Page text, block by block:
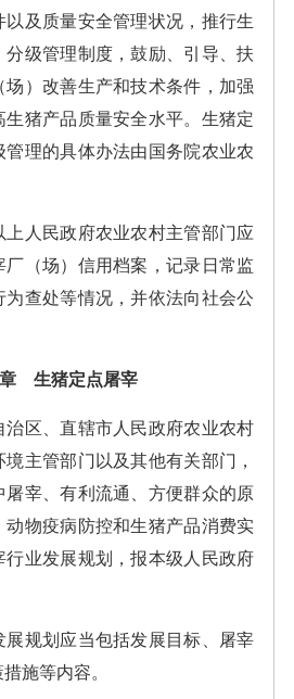
及质量安全管理状况，推行生
级管理制度，鼓励、引导、扶
）改善生产和技术条件，加强
生猪产品质量安全水平。生猪定
管理的具体办法由国务院农业农
人民政府农业农村主管部门应
厂（场）信用档案，记录日常监
查处等情况，并依法向社会公
生猪定点屠宰
区、直辖市人民政府农业农村
主管部门以及其他有关部门，
屠宰、有利流通、方便群众的原
动物疫病防控和生猪产品消费实
行业发展规划，报本级人民政府
规划应当包括发展目标、屠宰
施等内容。